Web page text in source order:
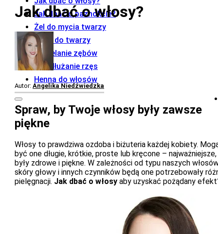
Jak dbać o paznokcie?
Żel do mycia twarzy
Krem do twarzy
Wybielanie zębów
Przedłużanie rzęs
Henna do włosów
Jak dbać o włosy?
Autor: Angelika Niedźwiedzka
Spraw, by Twoje włosy były zawsze
piękne
Włosy to prawdziwa ozdoba i biżuteria każdej kobiety.
być one długie, krótkie, proste lub kręcone –
były zdrowe i piękne. W zależności od typu naszych
skóry głowy i innych czynników będą one potrzebowały
pielęgnacji. Jak dbać o włosy aby uzyskać pożądany